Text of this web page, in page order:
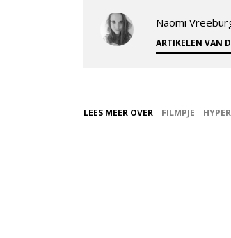
Naomi
ARTIKELEN VAN
LEES MEER OVER FILMPJE